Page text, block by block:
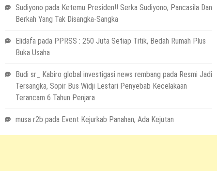
Sudiyono pada Ketemu Presiden!! Serka Sudiyono, Pancasila Dan
Berkah Yang Tak Disangka-Sangka
Elidafa pada PPRSS : 250 Juta Setiap Titik, Bedah Rumah Plus
Buka Usaha
Budi sr_ Kabiro global investigasi news rembang pada Resmi Jadi
Tersangka, Sopir Bus Widji Lestari Penyebab Kecelakaan
Terancam 6 Tahun Penjara
musa r2b pada Event Kejurkab Panahan, Ada Kejutan